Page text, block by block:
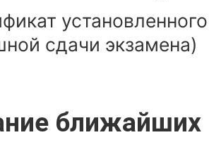
сдачи экзамена)
ближайших